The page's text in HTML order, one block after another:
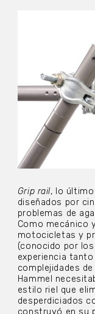
Grip rail, lo último
diseñados por
problemas de
Como mecánico
motocicletas y
(conocido por
experiencia
complejidades
Hammel
estilo riel que
desperdiciados
construyó en su